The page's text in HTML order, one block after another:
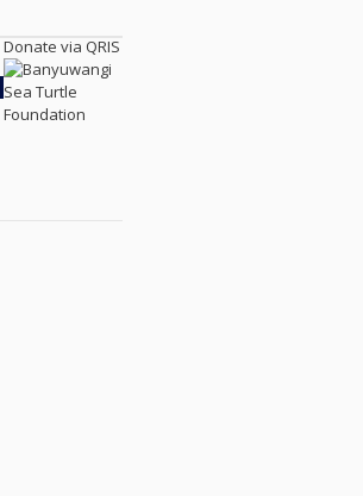
Donate via QRIS